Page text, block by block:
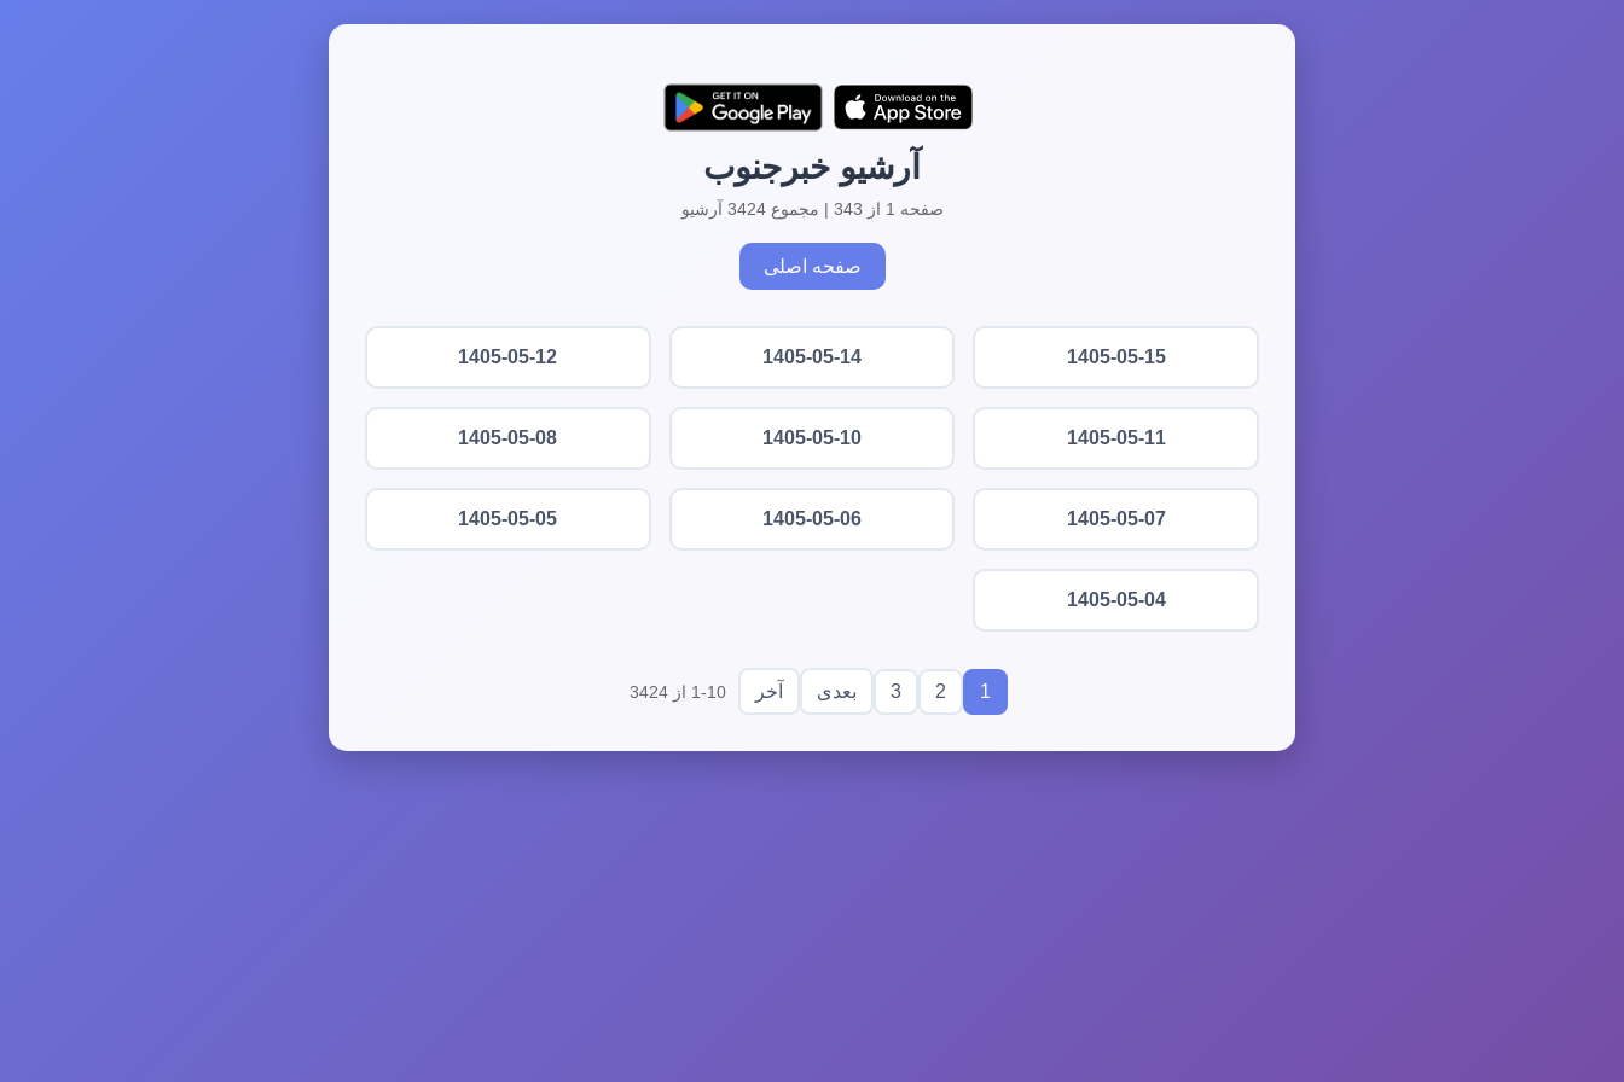
آرشیو خبرجنوب
صفحه 1 از 343 | مجموع 3424 آرشیو
صفحه اصلی
1405-05-15
1405-05-14
1405-05-12
1405-05-11
1405-05-10
1405-05-08
1405-05-07
1405-05-06
1405-05-05
1405-05-04
1
2
3 بعدی آخر 1-10 از 3424